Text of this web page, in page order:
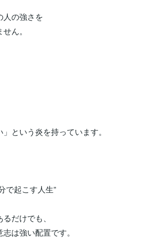
人の強さを
ん。
」という炎を持っています。
で起こす人生”
だけでも、
は強い配置です。